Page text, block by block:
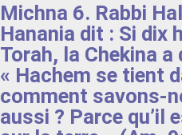
Michna 6. Rabbi
Hanania dit : Si dix
Torah, la Chekina
« Hachem se tient
comment savons-
aussi ? Parce qu’il